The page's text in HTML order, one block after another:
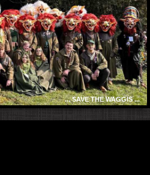
... SAVE THE WAGGIS ...